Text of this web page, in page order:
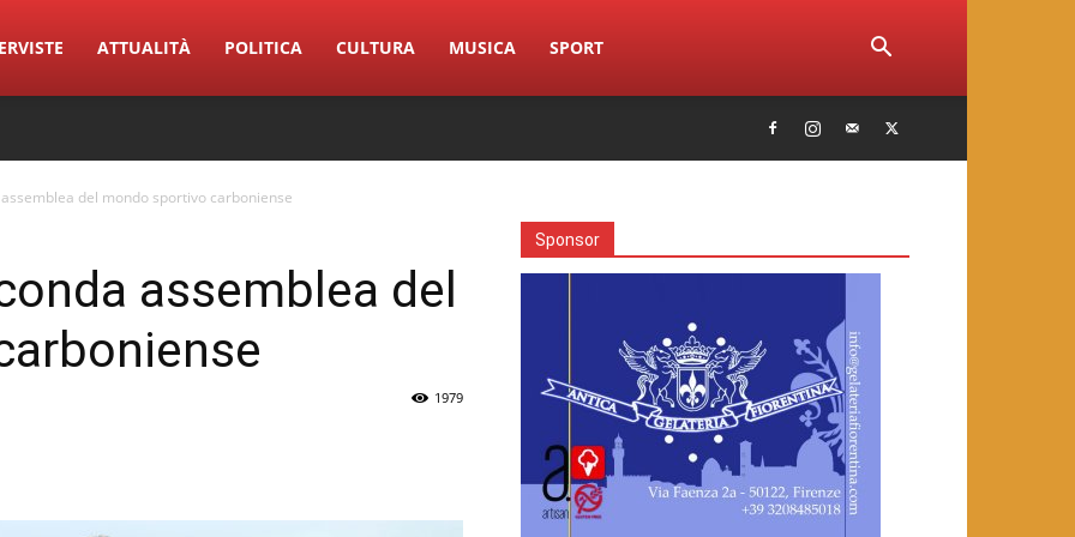
ATTUALITÀ POLITICA CULTURA MUSICA SPORT
del mondo sportivo carboniense
assemblea del
1979
Sponsor